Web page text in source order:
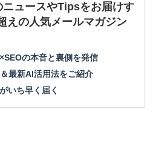
ュースやTipsをお届けす
えの人気メールマガジン
の本音と裏側を発信
最新AI活用法をご紹介
いち早く届く